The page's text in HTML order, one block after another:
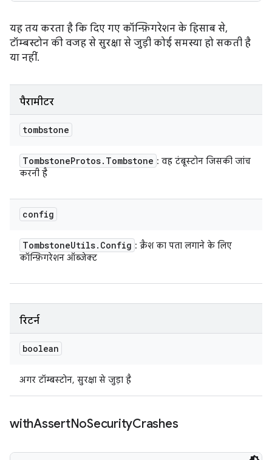
यह तय करता है कि दिए गए कॉन्फ़िगरेशन के हिसाब से,
टॉम्बस्टोन की वजह से सुरक्षा से जुड़ी कोई समस्या हो सकती है
या नहीं.
पैरामीटर
tombstone
TombstoneProtos. Tombstone : वह टंबूस्टोन जिसकी जांच
करनी है
config
TombstoneUtils. Config : क्रैश का पता लगाने के लिए
कॉन्फ़िगरेशन ऑब्जेक्ट
रिटर्न
boolean
अगर टॉम्बस्टोन, सुरक्षा से जुड़ा है
withAssertNoSecurityCrashes